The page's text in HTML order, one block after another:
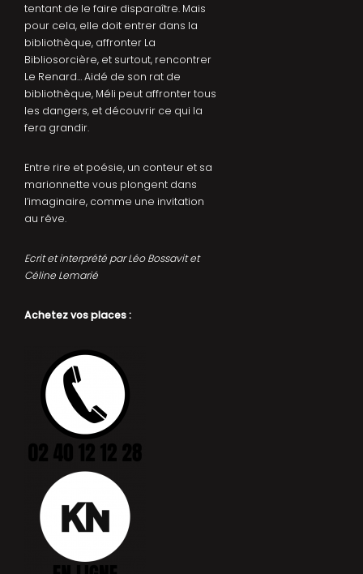
tentant de le faire disparaître. Mais
pour cela, elle doit entrer dans la
bibliothèque, affronter La
Bibliosorcière, et surtout, rencontrer
Le Renard… Aidé de son rat de
bibliothèque, Méli peut affronter tous
les dangers, et découvrir ce qui la
fera grandir.
Entre rire et poésie, un conteur et sa
marionnette vous plongent dans
l’imaginaire, comme une invitation
au rêve.
Ecrit et interprété par Léo Bossavit et
Céline Lemarié
Achetez vos places :